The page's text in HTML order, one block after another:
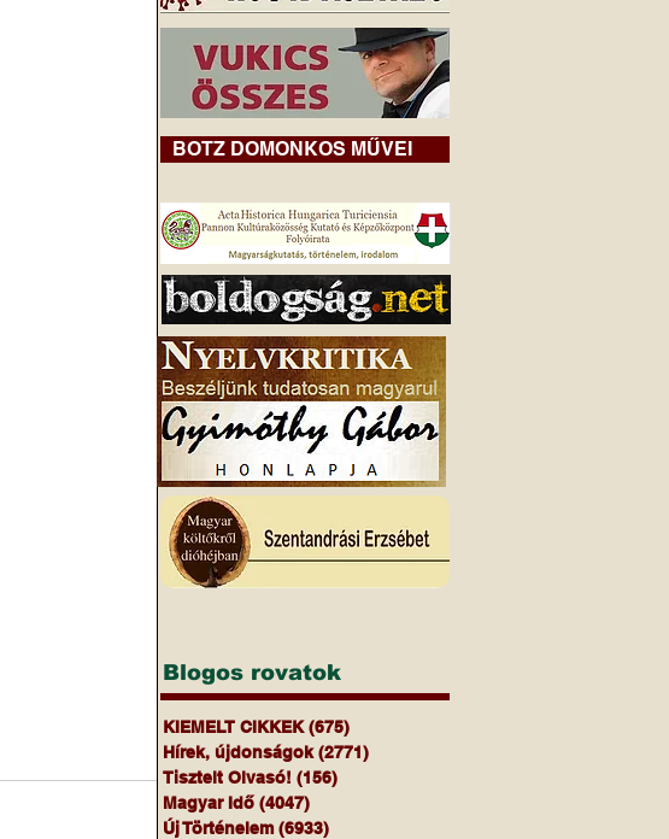
BOTZ DOMONKOS MŰVEI
Blogos rovatok
KIEMELT CIKKEK (675)
Hírek, újdonságok (2771)
Tisztelt Olvasó! (156)
Magyar Idő (4047)
Új Történelem (6933)